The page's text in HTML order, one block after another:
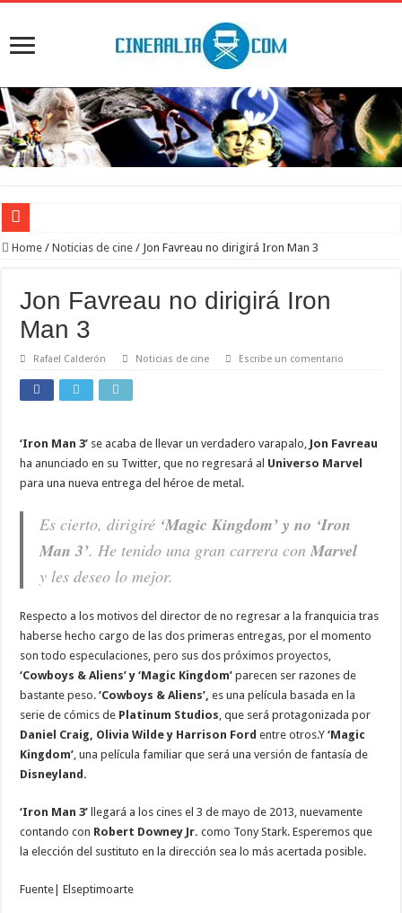
‘El Diablo se viste de Prada 2’. Desaparece la magia
‘La Asistenta’. Dúo perfecto
Crítica de Spider-Man: Brand new day. Un gran poder conlleva una gran película
‘Supergirl’. De 7’5 con fresquito
Home / Noticias de cine / Jon Favreau no dirigirá Iron Man 3
Jon Favreau no dirigirá Iron
Man 3
Rafael Calderón Noticias de cine Escribe un comentario
‘Iron Man 3’ se acaba de llevar un verdadero varapalo, Jon Favreau
ha anunciado en su Twitter, que no regresará al Universo Marvel
para una nueva entrega del héroe de metal.
Es cierto, dirigiré ‘Magic Kingdom’ y no ‘Iron
Man 3’. He tenido una gran carrera con Marvel
y les deseo lo mejor.
Respecto a los motivos del director de no regresar a la franquicia tras
haberse hecho cargo de las dos primeras entregas, por el momento
son todo especulaciones, pero sus dos próximos proyectos,
‘Cowboys & Aliens’ y ‘Magic Kingdom’ parecen ser razones de
bastante peso. ‘Cowboys & Aliens’, es una película basada en la
serie de cómics de Platinum Studios, que será protagonizada por
Daniel Craig, Olivia Wilde y Harrison Ford entre otros.Y ‘Magic
Kingdom’, una película familiar que será una versión de fantasía de
Disneyland.
‘Iron Man 3’ llegará a los cines el 3 de mayo de 2013, nuevamente
contando con Robert Downey Jr. como Tony Stark. Esperemos que
la elección del sustituto en la dirección sea lo más acertada posible.
Fuente| Elseptimoarte